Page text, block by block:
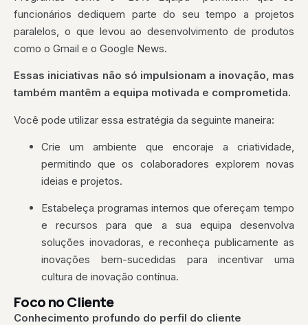
funcionários dediquem parte do seu tempo a projetos
paralelos, o que levou ao desenvolvimento de produtos
como o Gmail e o Google News.
Essas iniciativas não só impulsionam a inovação, mas
também mantêm a equipa motivada e comprometida.
Você pode utilizar essa estratégia da seguinte maneira:
Crie um ambiente que encoraje a criatividade,
permitindo que os colaboradores explorem novas
ideias e projetos.
Estabeleça programas internos que ofereçam tempo
e recursos para que a sua equipa desenvolva
soluções inovadoras, e reconheça publicamente as
inovações bem-sucedidas para incentivar uma
cultura de inovação contínua.
Foco no Cliente
Conhecimento profundo do perfil do cliente